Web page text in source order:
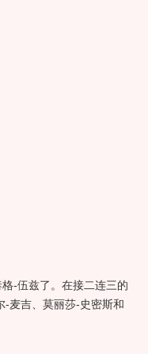
-伍兹了。在接二连三的
-麦吉、莫丽莎-史密斯和